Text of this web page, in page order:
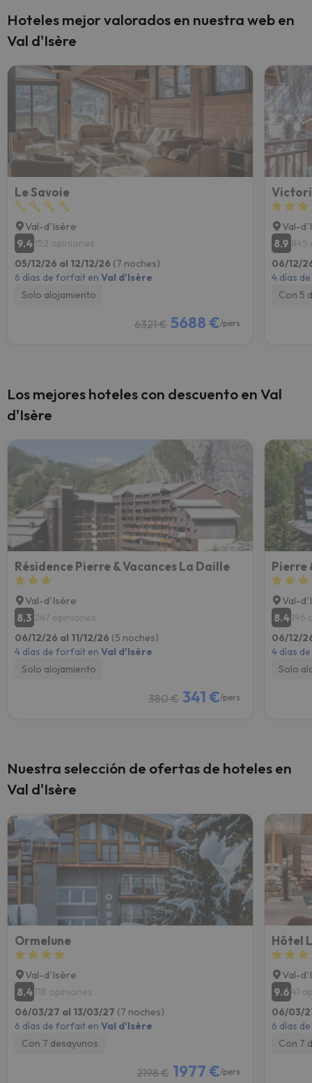
Hoteles mejor valorados en nuestra web en
Val d'Isère
Le Savoie
Val-d'Isère
9.4152 opiniones
05/12/26 al 12/12/26 (7 noches)
6 días de forfait en Val d'Isère
Solo alojamiento
6321 € 5688 €/pers.
Val-
8.9 845
06/12/
4 días
Con 5
Los mejores hoteles con descuento en Val
d'Isère
Résidence Pierre & Vacances La Daille
Val-d'Isère
8.3 247 opiniones
06/12/26 al 11/12/26 (5 noches)
4 días de forfait en Val d'Isère
Solo alojamiento
380 € 341 €/pers.
Val-
8.4196
06/12/
4 días
Solo
Nuestra selección de ofertas de hoteles en
Val d'Isère
Ormelune
Val-d'Isère
8.4118 opiniones
06/03/27 al 13/03/27 (7 noches)
6 días de forfait en Val d'Isère
Con 7 desayunos
2198 € 1977 €/pers.
Hôtel
Val-
9.641
06/03/
6 días
Con 7